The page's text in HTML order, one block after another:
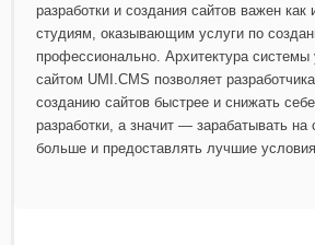
разработки и создания сайтов важен
студиям, оказывающим услуги по
профессионально. Архитектура системы
сайтом UMI.CMS позволяет
созданию сайтов быстрее и снижать
разработки, а значит — зарабатывать на
больше и предоставлять лучшие